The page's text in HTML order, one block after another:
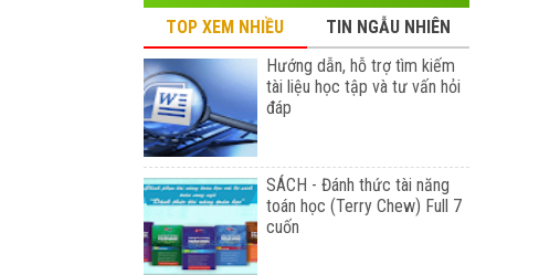
TOP XEM NHIỀU
TIN NGẪU NHIÊN
Hướng dẫn, hỗ trợ tìm kiếm
tài liệu học tập và tư vấn hỏi
đáp
SÁCH - Đánh thức tài năng
toán học (Terry Chew) Full 7
cuốn